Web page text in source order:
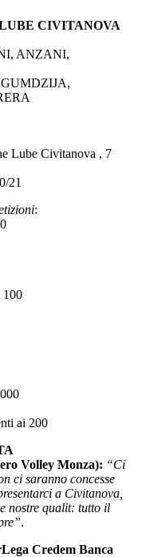
CIVITANOVA
ANZANI,
Lube Civitanova , 7
21
:
100
ai 200
Volley Monza): “Ci
ci saranno concesse
a Civitanova,
nostre qualit: tutto il
.
Credem Banca